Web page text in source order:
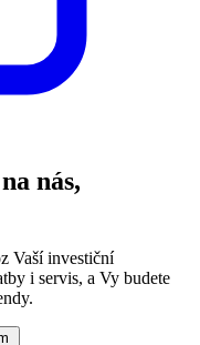
nás,
Vaší investiční
i servis, a Vy budete